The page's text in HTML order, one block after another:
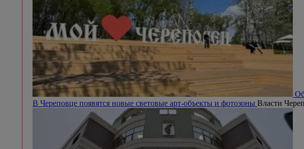
В Череповце появятся новые световые арт-объекты и фотозоны Власти